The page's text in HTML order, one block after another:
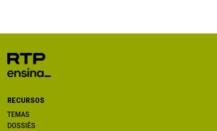
RECURSOS
TEMAS
DOSSIÊS